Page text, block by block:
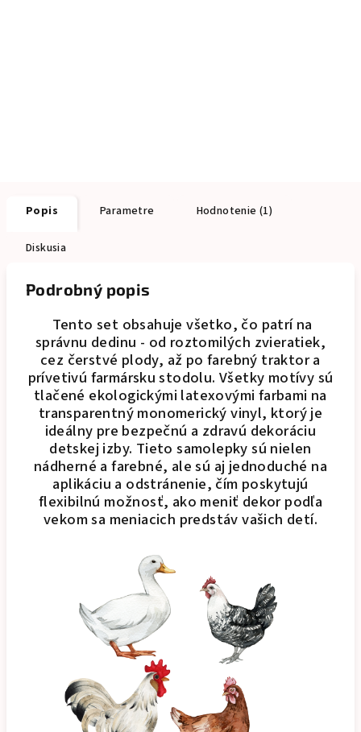
Popis Parametre Hodnotenie (1)
Diskusia
Podrobný popis
Tento set obsahuje všetko, čo patrí na
správnu dedinu - od roztomilých zvieratiek,
cez čerstvé plody, až po farebný traktor a
prívetivú farmársku stodolu. Všetky motívy sú
tlačené ekologickými latexovými farbami na
transparentný monomerický vinyl, ktorý je
ideálny pre bezpečnú a zdravú dekoráciu
detskej izby. Tieto samolepky sú nielen
nádherné a farebné, ale sú aj jednoduché na
aplikáciu a odstránenie, čím poskytujú
flexibilnú možnosť, ako meniť dekor podľa
vekom sa meniacich predstáv vašich detí.